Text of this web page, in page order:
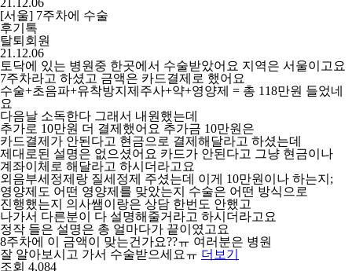
21.12.06
[서울] 7주차에 수술
후기톡
탈퇴회원
21.12.06
토닥에 있는 병원중 한곳에서 수술받았어요 지역은 서울이고요
7주차라고 하셨고 금액은 카드결제로 했어요
수술+초음파+유착방지제주사+약+영양제 = 총 118만원 들었네
요
다음날 소독한다 그래서 내원했는데
추가로 10만원 더 결제했어요 추가금 10만원은
카드결제가 안된다고 현금으로 결제해달라고 하셨는데
제대로된 설명은 없으셨어요 카드가 안된다고 그냥 현금이나
계좌이체로 해달라고 하시더라고요
외음부세정제랑 질세정제 주셨는데 이게 10만원이나 하는지;
영양제도 어떤 영양제를 맞았는지 수술은 어떤 방식으로
진행했는지 의사쌤이랑은 상담 한번도 안했고
나가서 다른분이 다 설명해줄거라고 하시더라고요
정작 들은 설명은 총 얼마다가 끝이였고요
8주차에 이 금액이 맞는건가요??ㅠ 여러분은 병원
잘 알아보시고 가서 수술받으세요ㅠ 더보기
조회 4,084